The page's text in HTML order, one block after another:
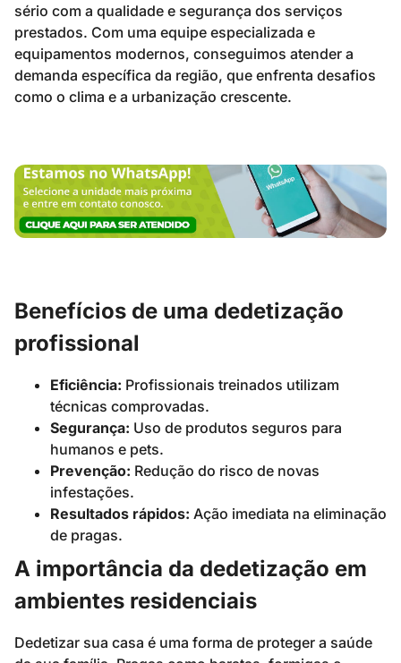
sério com a qualidade e segurança dos serviços
prestados. Com uma equipe especializada e
equipamentos modernos, conseguimos atender a
demanda específica da região, que enfrenta desafios
como o clima e a urbanização crescente.
Benefícios de uma dedetização
profissional
Eficiência: Profissionais treinados utilizam
técnicas comprovadas.
Segurança: Uso de produtos seguros para
humanos e pets.
Prevenção: Redução do risco de novas
infestações.
Resultados rápidos: Ação imediata na eliminação
de pragas.
A importância da dedetização em
ambientes residenciais
Dedetizar sua casa é uma forma de proteger a saúde